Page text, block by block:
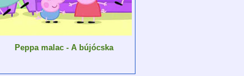
Peppa malac - A bújócska